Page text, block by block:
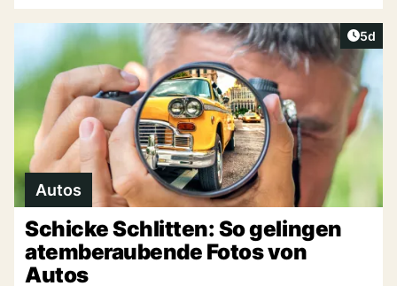
5d
Autos
Schicke Schlitten: So gelingen
atemberaubende Fotos von
Autos